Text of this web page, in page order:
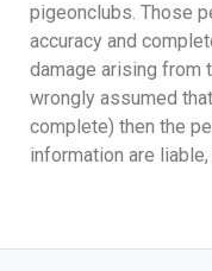
pigeonclubs. Those
accuracy and
damage arising from
wrongly assumed
complete) then the
information are